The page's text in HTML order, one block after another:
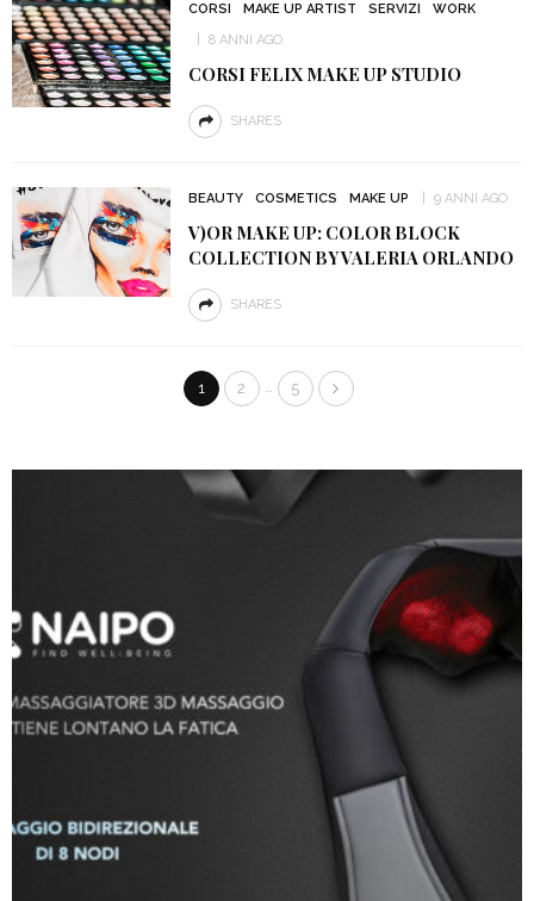
CORSI MAKE UP ARTIST SERVIZI
WORK
8 ANNI AGO
CORSI FELIX MAKE UP STUDIO
SHARES
BEAUTY COSMETICS MAKE UP 9 ANNI AGO
V)OR MAKE UP: COLOR BLOCK
COLLECTION BY VALERIA ORLANDO
SHARES
1 2 … 5
Iscriviti alla newsletter gratuita e
resta sempre aggiornato! :-)